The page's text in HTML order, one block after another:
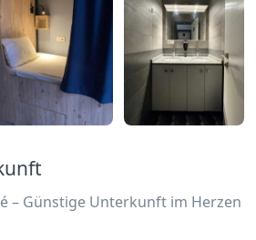
– Günstige Unterkunft im Herzen